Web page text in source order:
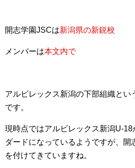
開志学園JSCは新潟県の新鋭校
メンバーは本文内で
アルビレックス新潟の下部組織とい
です。
現時点ではアルビレックス新潟U-
ダードになっているようですが、開
を付けてきていますね。